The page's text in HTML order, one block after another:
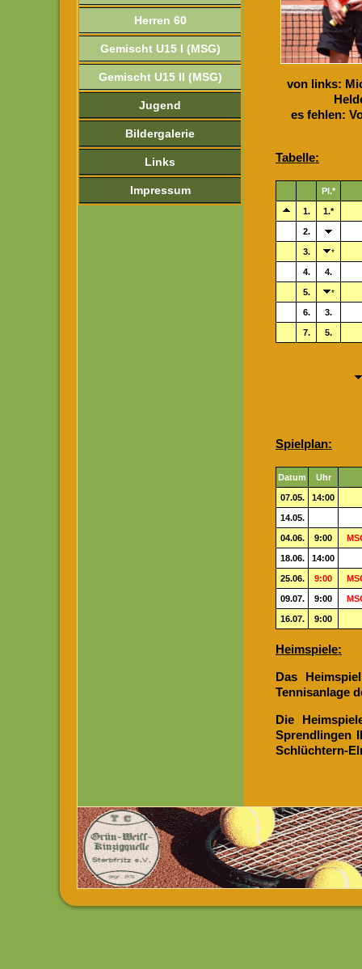
Herren 60
Gemischt U15 I (MSG)
Gemischt U15 II (MSG)
Jugend
Bildergalerie
Links
Impressum
von links:
es fehlen:
Tabelle:
Pl.*
1. 1.*
2.
3. *
4. 4.
5. *
6. 3.
7. 5.
Spielplan:
Datum Uhr
07.05. 14:00
14.05.
04.06. 9:00
18.06. 14:00
25.06. 9:00
09.07. 9:00
16.07. 9:00
Heimspiele:
Das
Tennisanlage
Die
Sprendlingen
Schlüchtern-